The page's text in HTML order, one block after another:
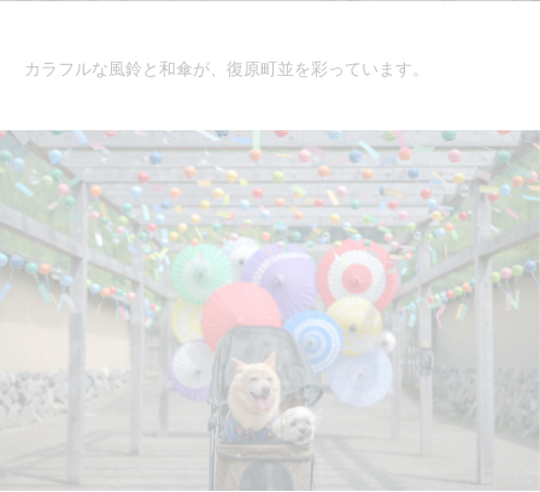
カラフルな風鈴と和傘が、復原町並を彩っています。